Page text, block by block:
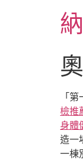
「
檢推
身體
造一
一棟